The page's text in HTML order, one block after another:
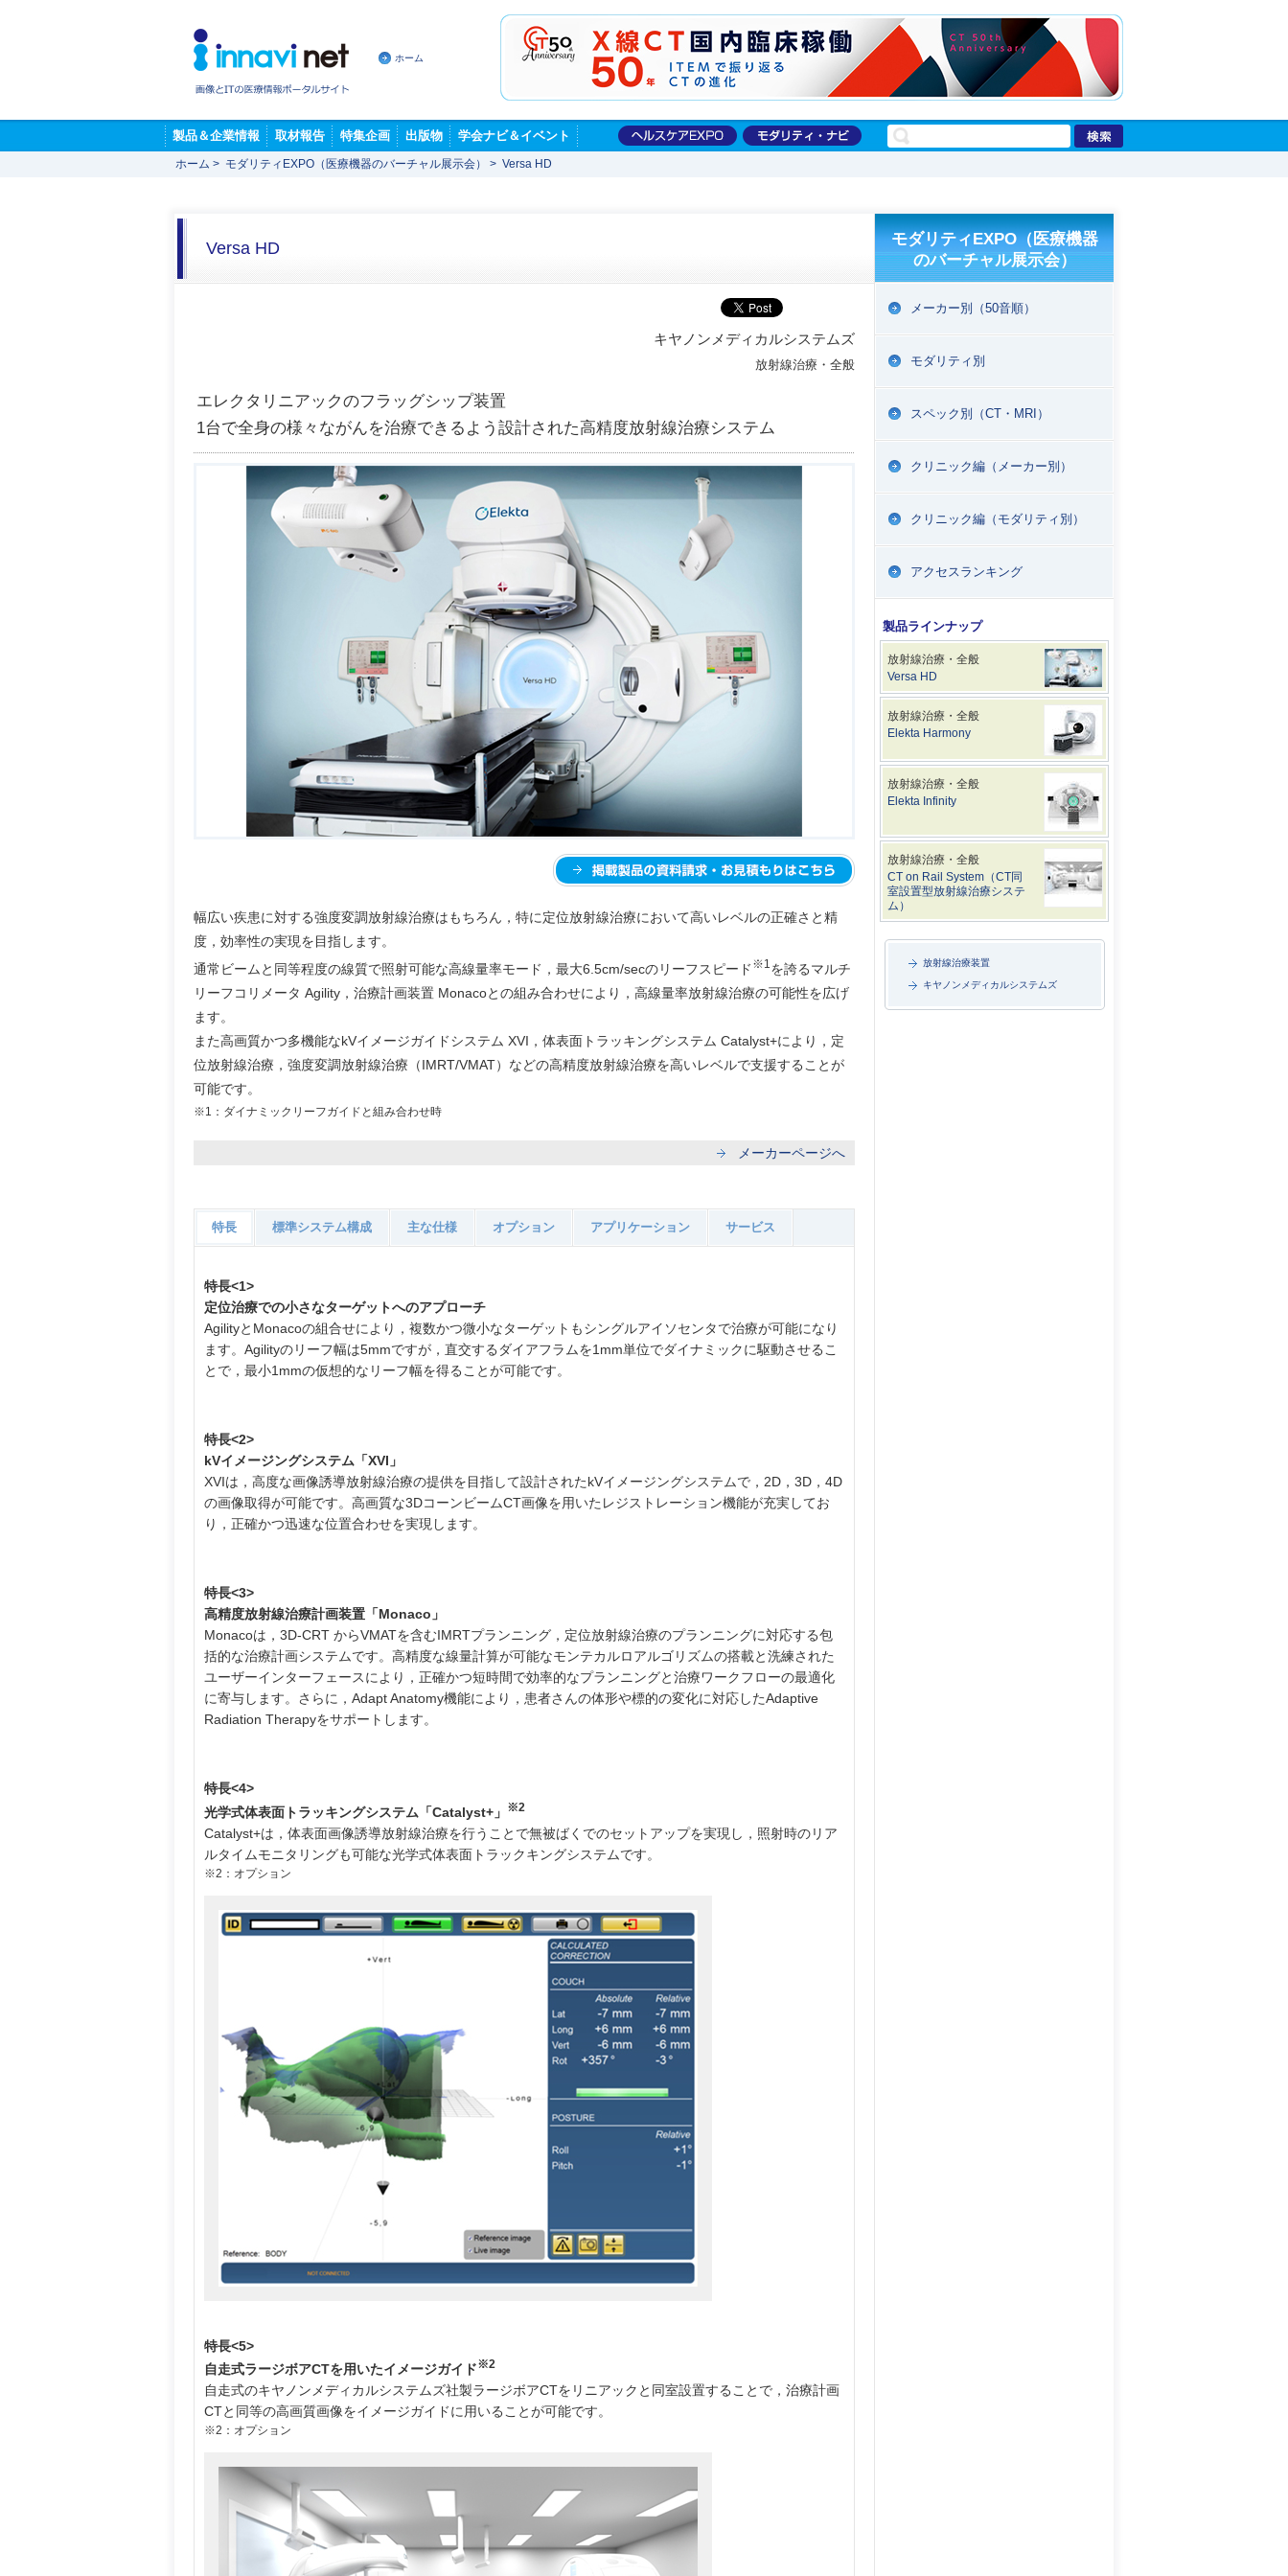
ホーム
製品＆企業情報 取材報告 特集企画 出版物 学会ナビ＆イベント
ホーム > モダリティEXPO（医療機器のバーチャル展示会） > Versa HD
Versa HD
キヤノンメディカルシステムズ
放射線治療・全般
エレクタリニアックのフラッグシップ装置
1台で全身の様々ながんを治療できるよう設計された高精度放射線治療システム
幅広い疾患に対する強度変調放射線治療はもちろん，特に定位放射線治療において高いレベルの正確さと精
度，効率性の実現を目指します。
通常ビームと同等程度の線質で照射可能な高線量率モード，最大6.5cm/secのリーフスピード ※1 を誇るマルチ
リーフコリメータ Agility，治療計画装置 Monacoとの組み合わせにより，高線量率放射線治療の可能性を広げ
ます。
また高画質かつ多機能なkVイメージガイドシステム XVI，体表面トラッキングシステム Catalyst+により，定
位放射線治療，強度変調放射線治療（IMRT/VMAT）などの高精度放射線治療を高いレベルで支援することが
可能です。
※1：ダイナミックリーフガイドと組み合わせ時
メーカーページへ
特長 標準システム構成 主な仕様 オプション アプリケーション サービス
特長<1>
定位治療での小さなターゲットへのアプローチ
AgilityとMonacoの組合せにより，複数かつ微小なターゲットもシングルアイソセンタで治療が可能になり
ます。Agilityのリーフ幅は5mmですが，直交するダイアフラムを1mm単位でダイナミックに駆動させるこ
とで，最小1mmの仮想的なリーフ幅を得ることが可能です。
特長<2>
kVイメージングシステム「XVI」
XVIは，高度な画像誘導放射線治療の提供を目指して設計されたkVイメージングシステムで，2D，3D，4D
の画像取得が可能です。高画質な3DコーンビームCT画像を用いたレジストレーション機能が充実してお
り，正確かつ迅速な位置合わせを実現します。
特長<3>
高精度放射線治療計画装置「Monaco」
Monacoは，3D-CRT からVMATを含むIMRTプランニング，定位放射線治療のプランニングに対応する包
括的な治療計画システムです。高精度な線量計算が可能なモンテカルロアルゴリズムの搭載と洗練された
ユーザーインターフェースにより，正確かつ短時間で効率的なプランニングと治療ワークフローの最適化
に寄与します。さらに，Adapt Anatomy機能により，患者さんの体形や標的の変化に対応したAdaptive
Radiation Therapyをサポートします。
特長<4>
光学式体表面トラッキングシステム「Catalyst+」
※2
Catalyst+は，体表面画像誘導放射線治療を行うことで無被ばくでのセットアップを実現し，照射時のリア
ルタイムモニタリングも可能な光学式体表面トラックキングシステムです。
※2：オプション
特長<5>
自走式ラージボアCTを用いたイメージガイド※2
自走式のキヤノンメディカルシステムズ社製ラージボアCTをリニアックと同室設置することで，治療計画
CTと同等の高画質画像をイメージガイドに用いることが可能です。
※2：オプション
モダリティEXPO（医療機器
のバーチャル展示会）
メーカー別（50音順）
モダリティ別
スペック別（CT・MRI）
クリニック編（メーカー別）
クリニック編（モダリティ別）
アクセスランキング
製品ラインナップ
放射線治療・全般
Versa HD
放射線治療・全般
Elekta Harmony
放射線治療・全般
Elekta Infinity
放射線治療・全般
CT on Rail System（CT同
室設置型放射線治療システ
ム）
放射線治療装置
キヤノンメディカルシステムズ